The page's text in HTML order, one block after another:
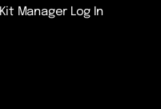
Kit Manager Log In